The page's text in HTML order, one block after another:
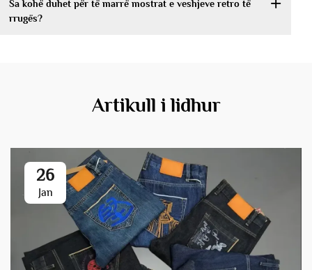
Sa kohë duhet për të marrë mostrat e veshjeve retro të
rrugës?
Artikull i lidhur
26
Jan